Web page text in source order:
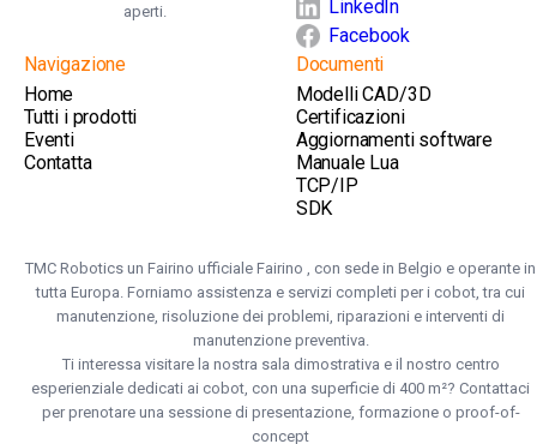
aperti.
LinkedIn
Facebook
Navigazione
Home
Tutti i prodotti
Eventi
Contatta
Documenti
Modelli CAD/3D
Certificazioni
Aggiornamenti software
Manuale Lua
TCP/IP
SDK
TMC Robotics un Fairino ufficiale Fairino , con sede in Belgio e operante in
tutta Europa. Forniamo assistenza e servizi completi per i cobot, tra cui
manutenzione, risoluzione dei problemi, riparazioni e interventi di
manutenzione preventiva.
Ti interessa visitare la nostra sala dimostrativa e il nostro centro
esperienziale dedicati ai cobot, con una superficie di 400 m²? Contattaci
per prenotare una sessione di presentazione, formazione o proof-of-
concept